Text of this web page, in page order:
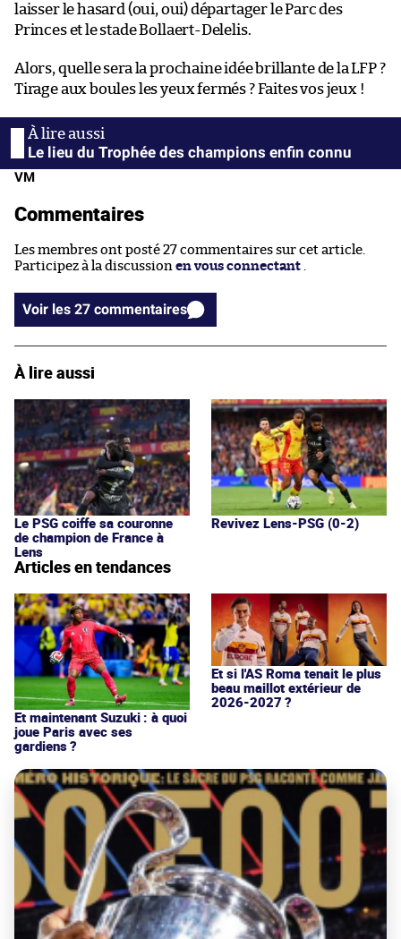
laisser le hasard (oui, oui) départager le Parc des
Princes et le stade Bollaert-Delelis.
Alors, quelle sera la prochaine idée brillante de la LFP ?
Tirage aux boules les yeux fermés ? Faites vos jeux !
Le lieu du Trophée des champions enfin connu
VM
Commentaires
Les membres ont posté 27 commentaires sur cet article.
Participez à la discussion en vous connectant
Voir les 27 commentaires
À lire aussi
Le PSG coiffe sa couronne
de champion de France à
Lens
Revivez Lens-PSG (0-2)
Articles en tendances
Et maintenant Suzuki : à quoi
joue Paris avec ses
gardiens ?
Et si l'AS Roma tenait le plus
beau maillot extérieur de
2026-2027 ?